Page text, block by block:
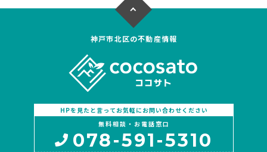
神戸市北区の不動産情報
HPを見たと言ってお気軽にお問い合わせください
無料相談・お電話窓口
078-591-5310